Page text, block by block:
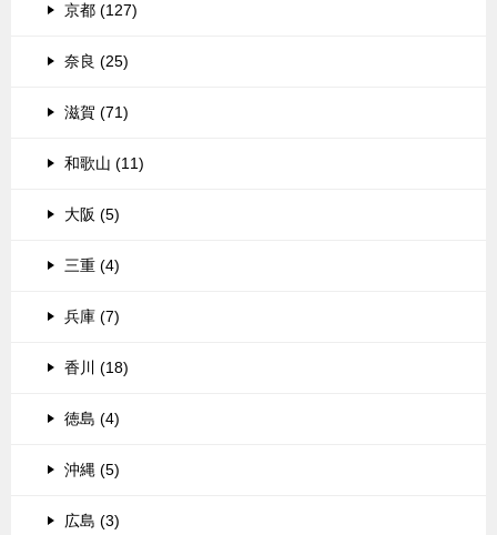
京都 (127)
奈良 (25)
滋賀 (71)
和歌山 (11)
大阪 (5)
三重 (4)
兵庫 (7)
香川 (18)
徳島 (4)
沖縄 (5)
広島 (3)